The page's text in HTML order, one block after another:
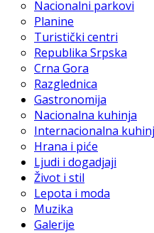
Nacionalni parkovi
Planine
Turistički centri
Republika Srpska
Crna Gora
Razglednica
Gastronomija
Nacionalna kuhinja
Internacionalna
Hrana i piće
Ljudi i dogadjaji
Život i stil
Lepota i moda
Muzika
Galerije